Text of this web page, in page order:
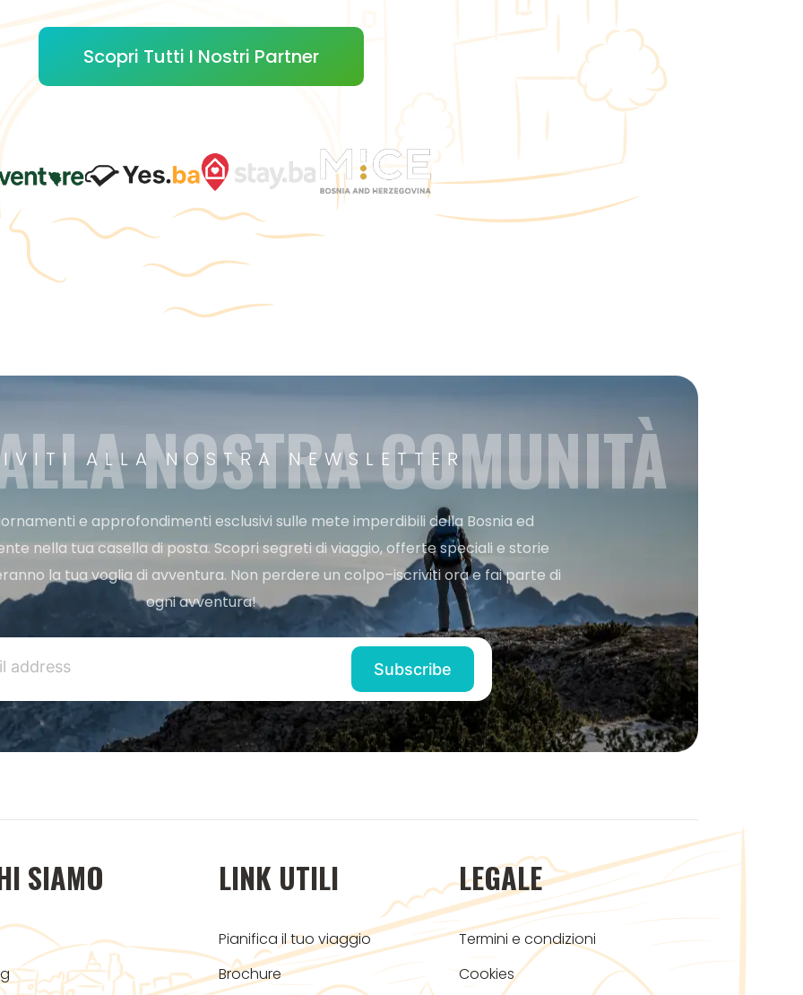
Scopri Tutti I Nostri Partner
ALLA NOSTRA NEWSLETTER
NOSTRA COMUNITÀ
e approfondimenti esclusivi sulle mete imperdibili della Bosnia ed
nella tua casella di posta. Scopri segreti di viaggio, offerte speciali e storie
la tua voglia di avventura. Non perdere un colpo–iscriviti ora e fai parte di
ogni avventura!
SIAMO LINK UTILI
Pianifica il tuo viaggio
Brochure
LEGALE
Termini e condizioni
Cookies